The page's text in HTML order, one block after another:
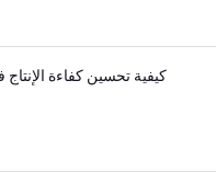
كيفية تحسين كفاءة